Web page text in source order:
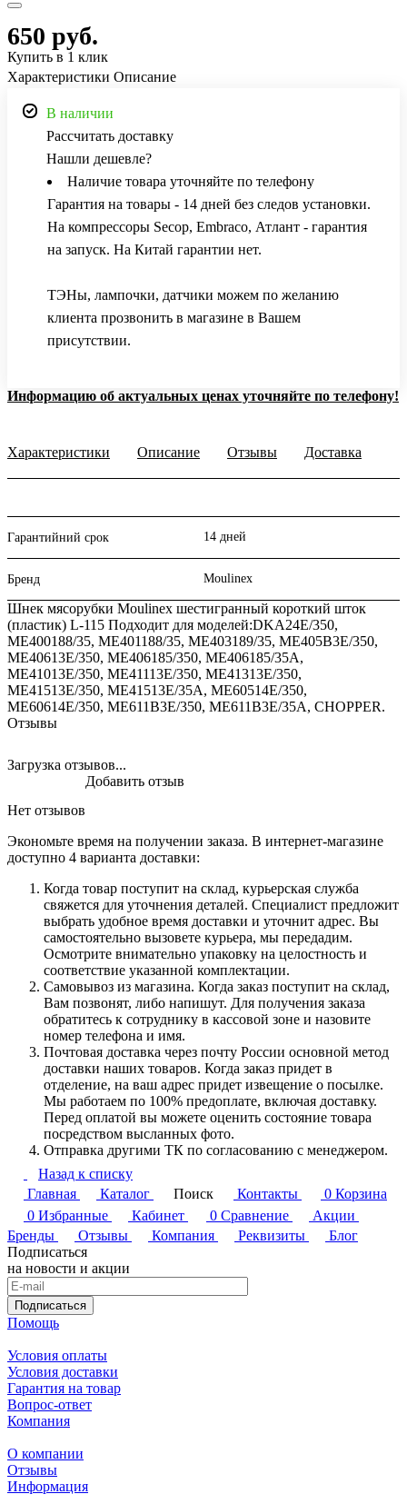
650 руб.
Купить в 1 клик
Характеристики Описание
В наличии
Рассчитать доставку
Нашли дешевле?
Наличие товара уточняйте по телефону
Гарантия на товары - 14 дней без следов установки.
На компрессоры Secop, Embraco, Атлант - гарантия
на запуск. На Китай гарантии нет.
ТЭНы, лампочки, датчики можем по желанию
клиента прозвонить в магазине в Вашем
присутствии.
Информацию об актуальных ценах уточняйте по телефону!
Характеристики Описание Отзывы Доставка
Гарантийний срок 14 дней
Бренд Moulinex
Шнек мясорубки Moulinex шестигранный короткий шток
(пластик) L-115 Подходит для моделей:DKA24E/350,
ME400188/35, ME401188/35, ME403189/35, ME405B3E/350,
ME40613E/350, ME406185/350, ME406185/35A,
ME41013E/350, ME41113E/350, ME41313E/350,
ME41513E/350, ME41513E/35A, ME60514E/350,
ME60614E/350, ME611B3E/350, ME611B3E/35A, CHOPPER.
Отзывы
Загрузка отзывов...
Нет отзывов
Добавить отзыв
Экономьте время на получении заказа. В интернет-магазине
доступно 4 варианта доставки:
Когда товар поступит на склад, курьерская служба
свяжется для уточнения деталей. Специалист предложит
выбрать удобное время доставки и уточнит адрес. Вы
самостоятельно вызовете курьера, мы передадим.
Осмотрите внимательно упаковку на целостность и
соответствие указанной комплектации.
Самовывоз из магазина. Когда заказ поступит на склад,
Вам позвонят, либо напишут. Для получения заказа
обратитесь к сотруднику в кассовой зоне и назовите
номер телефона и имя.
Почтовая доставка через почту России основной метод
доставки наших товаров. Когда заказ придет в
отделение, на ваш адрес придет извещение о посылке.
Мы работаем по 100% предоплате, включая доставку.
Перед оплатой вы можете оценить состояние товара
посредством высланных фото.
Отправка другими ТК по согласованию с менеджером.
Назад к списку
Главная
Каталог Поиск Контакты 0 Корзина
0 Избранные Кабинет 0 Сравнение
Акции
Бренды
Отзывы Компания Реквизиты
Блог
Подписаться
на новости и акции
Подписаться
Помощь
Условия оплаты
Условия доставки
Гарантия на товар
Вопрос-ответ
Компания
О компании
Отзывы
Информация